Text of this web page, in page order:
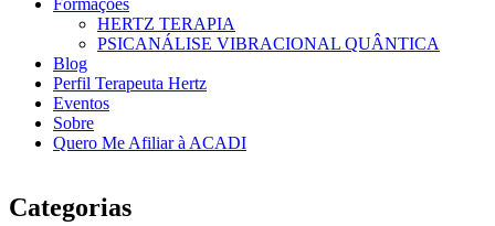
Formações
HERTZ TERAPIA
PSICANÁLISE VIBRACIONAL QUÂNTICA
Blog
Perfil Terapeuta Hertz
Eventos
Sobre
Quero Me Afiliar à ACADI
Categorias